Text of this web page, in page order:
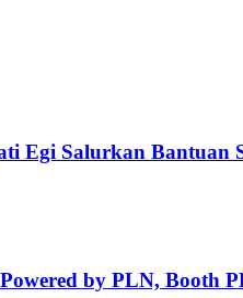
Egi Salurkan Bantuan
by PLN, Booth